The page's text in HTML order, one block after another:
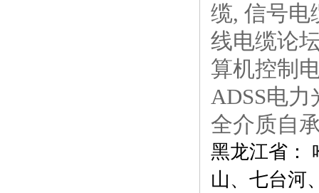
缆, 信号电
线电缆论
算机控制
ADSS电
全介质自
黑龙江省：
山、七台河